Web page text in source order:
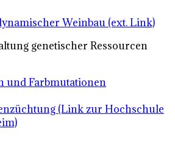
Weinbau (ext. Link)
genetischer Ressourcen
und Farbmutationen
(Link zur Hochschule